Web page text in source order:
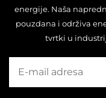
energije. Naša
pouzdana i održiva
tvrtki u